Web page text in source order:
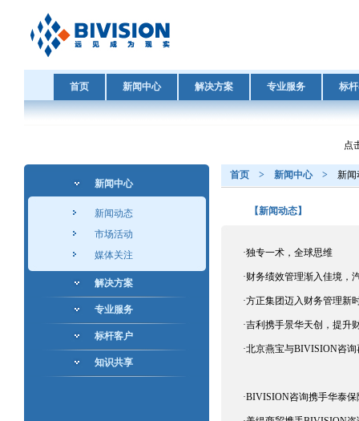
首页 新闻中心 解决方案 专业服务 标
点
新闻中心
新闻动态
市场活动
媒体关注
解决方案
专业服务
标杆客户
知识共享
首页 > 新闻中心 > 新闻
【新闻动态】
·独专一术，全球思维
·财务绩效管理渐入佳境，
·方正集团迈入财务管理新
·吉利携手景华天创，提升
·北京燕宝与BIVISION咨询
·BIVISION咨询携手华泰保